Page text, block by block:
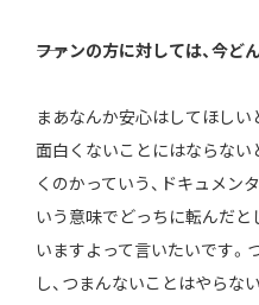
――ファンの方に対しては、今
まあなんか安心はしてほしい
面白くないことにはならない
くのかっていう、ドキュメン
いう意味でどっちに転んだと
いますよって言いたいです。
し、つまんないことはやらな